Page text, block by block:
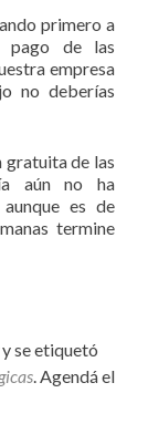
primero a
pago de las
empresa
no deberías
gratuita de las
aún no ha
es de
termine
y se etiquetó
. Agendá el